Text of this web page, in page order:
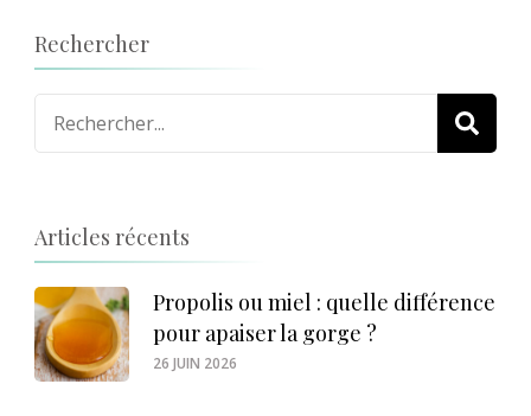
Rechercher
Recherche
pour
Articles récents
Propolis ou miel : quelle différence
pour apaiser la gorge ?
26 JUIN 2026